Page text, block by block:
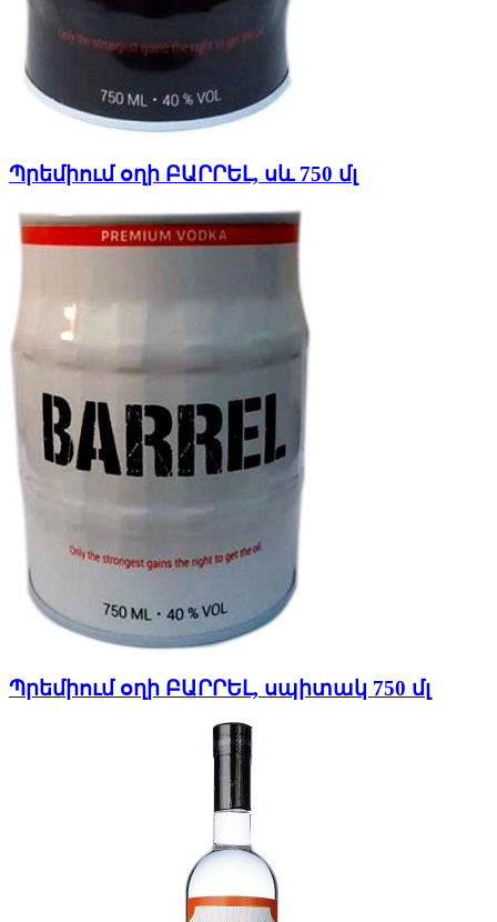
Պրեմիում օղի ԲԱՐՐԵԼ, սև 750 մլ
Պրեմիում օղի ԲԱՐՐԵԼ, սպիտակ 750 մլ